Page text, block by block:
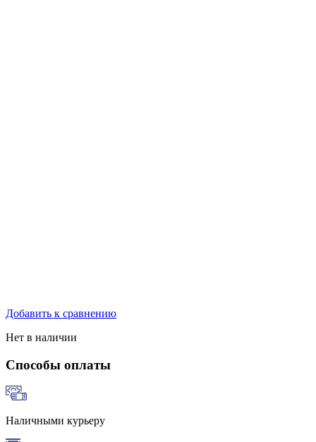
Добавить к сравнению
Нет в наличии
Способы оплаты
Наличными курьеру